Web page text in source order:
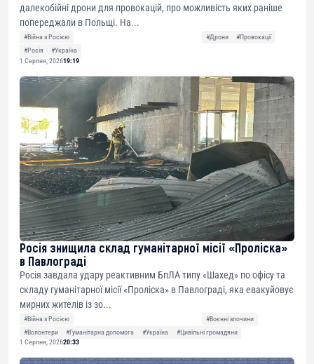
далекобійні дрони для провокацій, про можливість яких раніше
попереджали в Польщі. На...
#Війна з Росією #Дрони
#Провокації
#Росія
#Україна
1 Серпня, 202619:19
Росія знищила склад гуманітарної місії «Проліска»
в Павлограді
Росія завдала удару реактивним БпЛА типу «Шахед» по офісу та
складу гуманітарної місії «Проліска» в Павлограді, яка евакуйовує
мирних жителів із зо...
#Війна з Росією
#Воєнні злочини
#Волонтери
#Гуманітарна допомога #Україна
#Цивільні громадяни
1 Серпня, 202620:33